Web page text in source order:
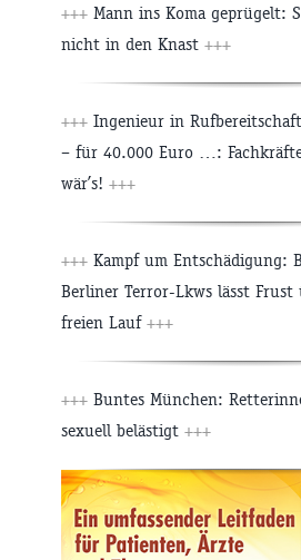
+++ Mann ins Koma geprügelt:
nicht in den Knast +++
+++ Ingenieur in
– für 40.000 Euro …:
wär’s! +++
+++ Kampf um Entschädigung:
Berliner Terror-Lkws lässt Frust
freien Lauf +++
+++ Buntes München:
sexuell belästigt +++